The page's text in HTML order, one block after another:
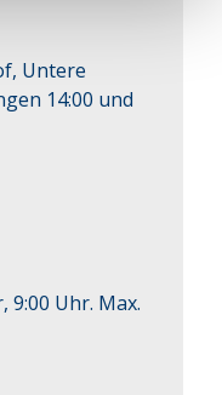
Untere
14:00 und
9:00 Uhr. Max.